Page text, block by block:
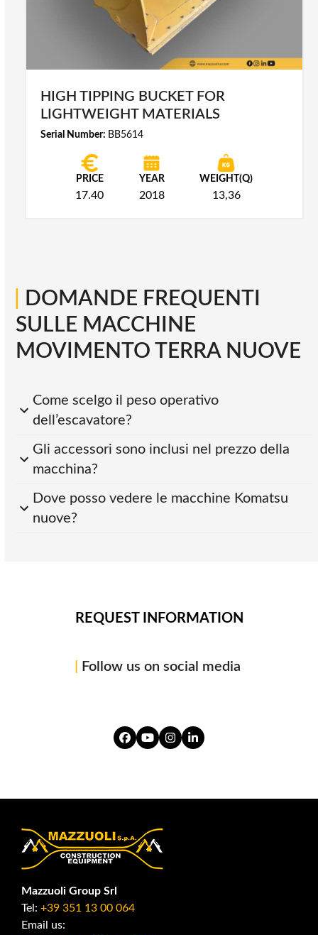
HIGH TIPPING BUCKET FOR
LIGHTWEIGHT MATERIALS
Serial Number: BB5614
PRICE
17.40
YEAR
2018
WEIGHT(Q)
13,36
DOMANDE FREQUENTI
SULLE MACCHINE
MOVIMENTO TERRA NUOVE
Come scelgo il peso operativo
dell’escavatore?
Gli accessori sono inclusi nel prezzo della
macchina?
Dove posso vedere le macchine Komatsu
nuove?
REQUEST INFORMATION
Follow us on social media
Facebook
YouTubeInstagram
LinkedIn
Mazzuoli Group Srl
Tel: +39 351 13 00 064
Email us: